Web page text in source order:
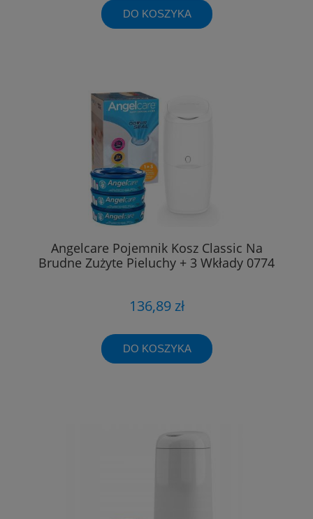
DO KOSZYKA
Angelcare Pojemnik Kosz Classic Na
Brudne Zużyte Pieluchy + 3 Wkłady 0774
136,89 zł
DO KOSZYKA